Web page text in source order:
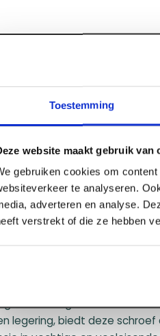
Toestemming
website maakt gebruik van
gebruiken cookies om
te analyseren.
adverteren en analyse.
verstrekt of die ze hebben
Color
Black doos
een hoogwaardige,
en onopvallende
composiet profielen. Het
is de uiterst
de coating exact is
vallen de ankerpunten na
wat resulteert in
Vervaardigd uit een
legering, biedt deze schroef